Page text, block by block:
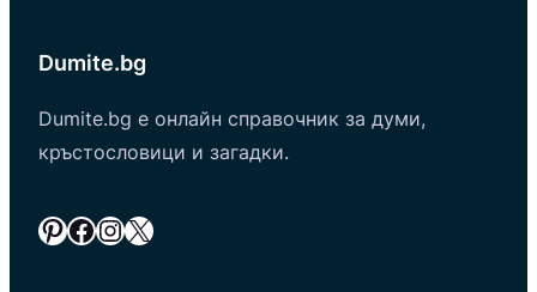
Dumite.bg
Dumite.bg е онлайн справочник за думи,
кръстословици и загадки.
Pinterest Facebook InstagramX